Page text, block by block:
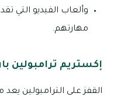
وألعاب الفيديو التي
مهارتهم.
إكستريم ترامبولين
القفز على الترامبولين